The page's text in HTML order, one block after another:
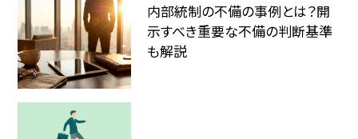
内部統制の不備の事例とは？開
示すべき重要な不備の判断基準
も解説